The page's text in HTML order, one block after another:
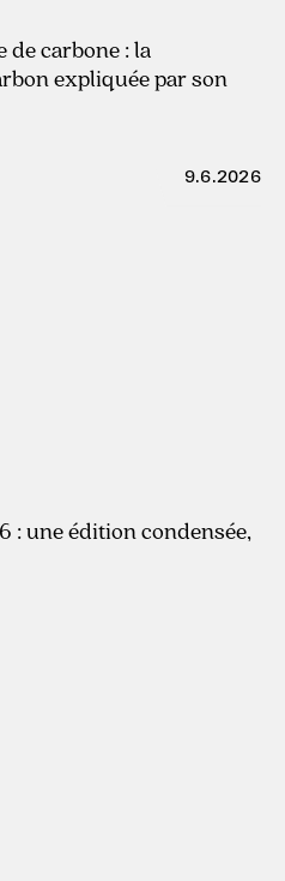
carbone : la
expliquée par son
9.6.2026
: une édition condensée,